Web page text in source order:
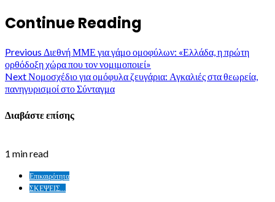
Continue Reading
Previous Διεθνή ΜΜΕ για γάμο ομοφύλων: «Ελλάδα, η πρώτη
ορθόδοξη χώρα που τον νομιμοποιεί»
NextΝομοσχέδιο για ομόφυλα ζευγάρια: Αγκαλιές στα θεωρεία,
πανηγυρισμοί στο Σύνταγμα
Διαβάστε επίσης
1 min read
Επικαιρότητα
ΣΚΕΨΕΙΣ...